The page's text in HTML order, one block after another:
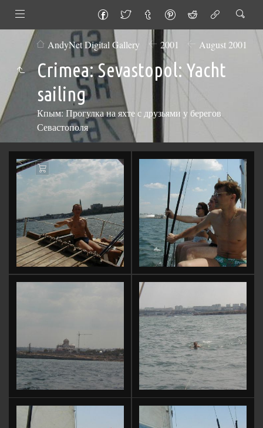
AndyNet Digital Gallery 2001 August 2001
Crimea: Sevastopol: Yacht
sailing
Кпым: Прогулка на яхте с друзьями у берегов
Севастополя
Add